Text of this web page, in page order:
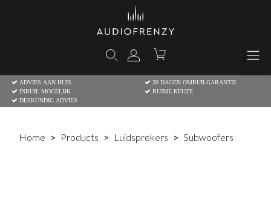
ADVIES AAN HUIS
30 DAGEN OMRUILGARANTIE
INRUIL MOGELIJK
RUIME KEUZE
DESKUNDIG ADVIES
Home Products Luidsprekers Subwoofers